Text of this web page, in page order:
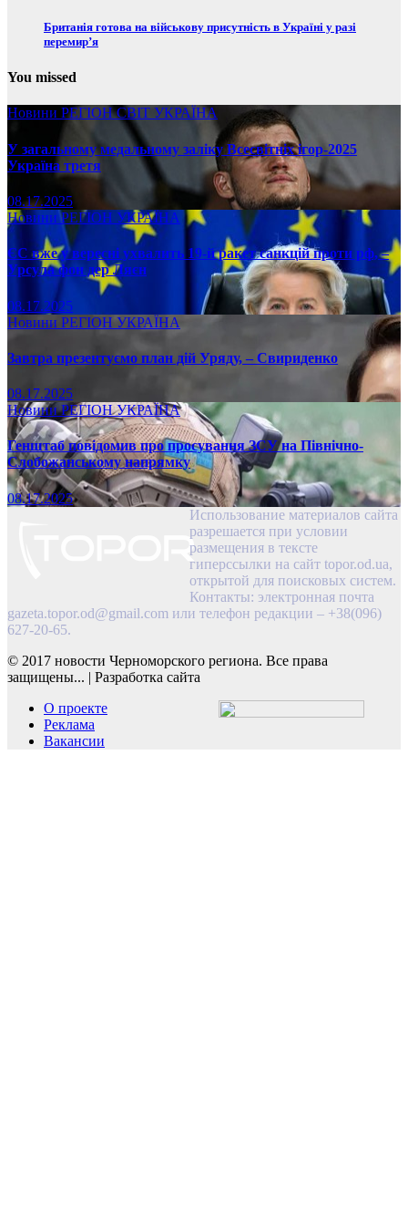
Британія готова на військову присутність в Україні у разі
перемир’я
You missed
Новини РЕГІОНСВІТ УКРАЇНА
У загальному медальному заліку Всесвітніх ігор-2025
Україна третя
08.17.2025
НовиниРЕГІОН УКРАЇНА
ЄС вже у вересні ухвалить 19-й ракет санкцій проти рф, –
Урсула фон дер Ляєн
08.17.2025
Новини РЕГІОН УКРАЇНА
Завтра презентуємо план дій Уряду, – Свириденко
08.17.2025
НовиниРЕГІОНУКРАЇНА
Генштаб повідомив про просування ЗСУ на Північно-
Слобожанському напрямку
08.17.2025
Использование материалов сайта
разрешается при условии
размещения в тексте
гиперссылки на сайт topor.od.ua,
открытой для поисковых систем.
Контакты: электронная почта
gazeta.topor.od@gmail.com или телефон редакции – +38(096)
627-20-65.
© 2017 новости Черноморского региона. Все права
защищены... | Разработка сайта
О проекте
Реклама
Вакансии